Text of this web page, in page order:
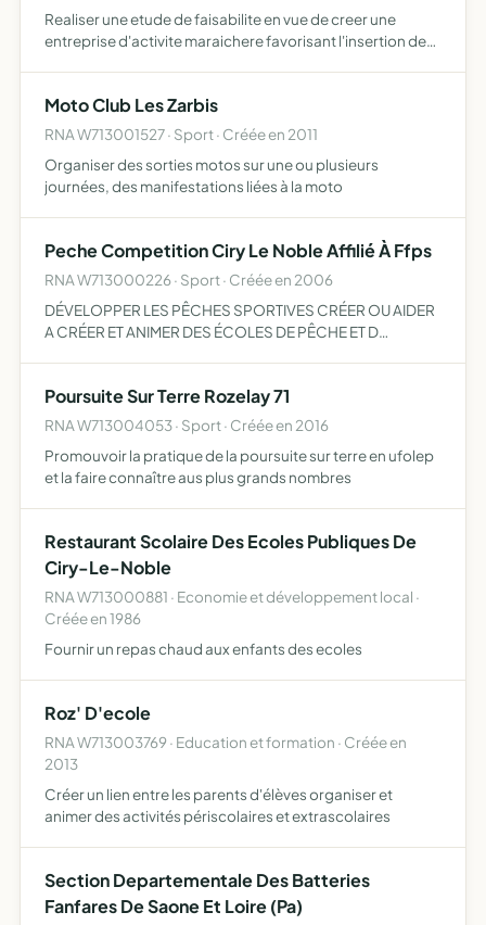
Realiser une etude de faisabilite en vue de creer une
entreprise d'activite maraichere favorisant l'insertion de
Moto Club Les Zarbis
RNA W713001527 · Sport · Créée en 2011
Organiser des sorties motos sur une ou plusieurs
journées, des manifestations liées à la moto
Peche Competition Ciry Le Noble Affilié À Ffps
RNA W713000226 · Sport · Créée en 2006
DÉVELOPPER LES PÊCHES SPORTIVES CRÉER OU AIDER
A CRÉER ET ANIMER DES ÉCOLES DE PÊCHE ET D
ET DE L'ENVIRONNEMENT.
Poursuite Sur Terre Rozelay 71
RNA W713004053 · Sport · Créée en 2016
Promouvoir la pratique de la poursuite sur terre en ufolep
et la faire connaître aus plus grands nombres
Restaurant Scolaire Des Ecoles Publiques De
Ciry-Le-Noble
RNA W713000881 · Economie et développement local ·
Créée en 1986
Fournir un repas chaud aux enfants des ecoles
Roz' D'ecole
RNA W713003769 · Education et formation · Créée en
2013
Créer un lien entre les parents d'élèves organiser et
animer des activités périscolaires et extrascolaires
Section Departementale Des Batteries
Fanfares De Saone Et Loire (Pa)